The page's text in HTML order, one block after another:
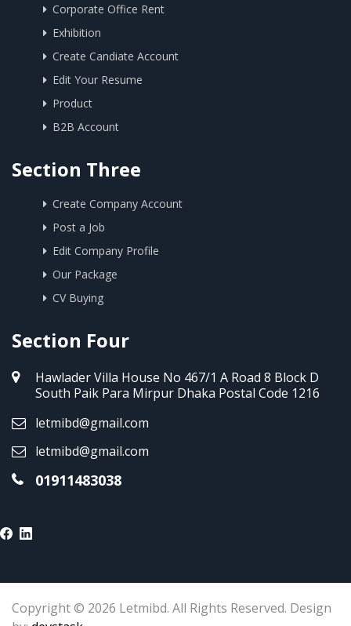
Corporate Office Rent
Exhibition
Create Candiate Account
Edit Your Resume
Product
B2B Account
Section Three
Create Company Account
Post a Job
Edit Company Profile
Our Package
CV Buying
Section Four
Hawlader Villa House No 467/1 A Road 8 Block D
South Paik Para Mirpur Dhaka Postal Code 1216
letmibd@gmail.com
letmibd@gmail.com
01911483038
Copyright © 2026 Letmibd. All Rights Reserved. Design